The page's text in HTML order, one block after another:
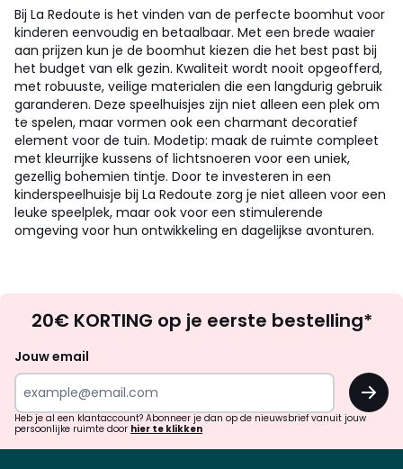
Bij La Redoute is het vinden van de perfecte boomhut voor
kinderen eenvoudig en betaalbaar. Met een brede waaier
aan prijzen kun je de boomhut kiezen die het best past bij
het budget van elk gezin. Kwaliteit wordt nooit opgeofferd,
met robuuste, veilige materialen die een langdurig gebruik
garanderen. Deze speelhuisjes zijn niet alleen een plek om
te spelen, maar vormen ook een charmant decoratief
element voor de tuin. Modetip: maak de ruimte compleet
met kleurrijke kussens of lichtsnoeren voor een uniek,
gezellig bohemien tintje. Door te investeren in een
kinderspeelhuisje bij La Redoute zorg je niet alleen voor een
leuke speelplek, maar ook voor een stimulerende
omgeving voor hun ontwikkeling en dagelijkse avonturen.
zoek
inspiratie
verrassingen?
20€ KORTING op je eerste bestelling*
Jouw email
OK
Heb je al een klantaccount? Abonneer je dan op de nieuwsbrief vanuit jouw
persoonlijke ruimte door hier te klikken